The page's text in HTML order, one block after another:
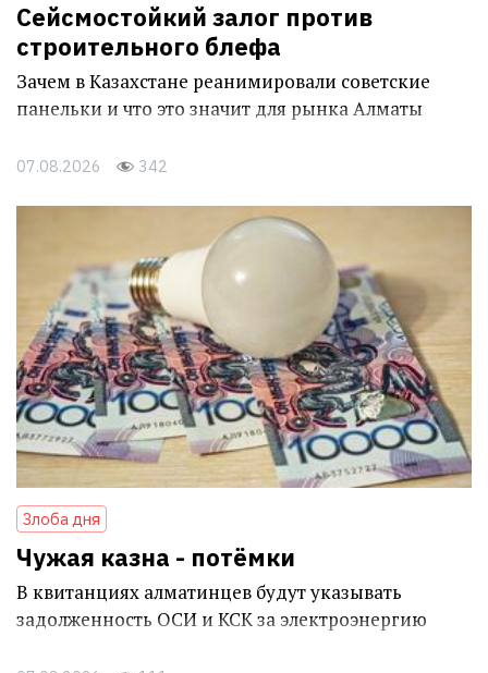
Сейсмостойкий залог против
строительного блефа
Зачем в Казахстане реанимировали советские
панельки и что это значит для рынка Алматы
07.08.2026 342
Злоба дня
Чужая казна - потёмки
В квитанциях алматинцев будут указывать
задолженность ОСИ и КСК за электроэнергию